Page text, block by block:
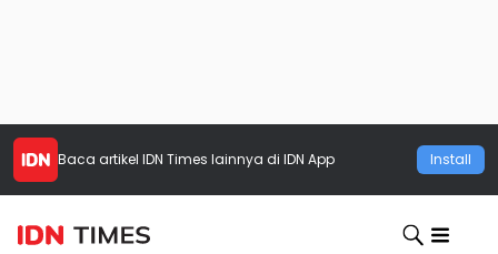
Baca artikel IDN Times lainnya di IDN App Install